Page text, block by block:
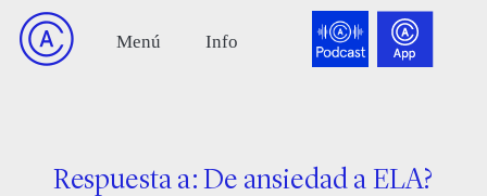
Respuesta a: De ansiedad a ELA?